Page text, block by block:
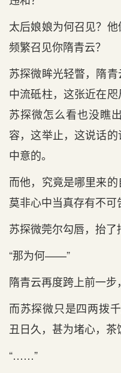
太后娘娘为何召见？
频繁召见你隋青云？
苏探微眸光轻瞥，隋
中流砥柱，这张近在咫
苏探微怎么看也没瞧
容，这举止，这说话
中意的。
而他，究竟是哪里来
莫非心中当真存有不可
苏探微莞尔勾唇，抬了
“那为何——”
隋青云再度跨上前一步
而苏探微只是四两拨
丑日久，甚为堵心，
“……”